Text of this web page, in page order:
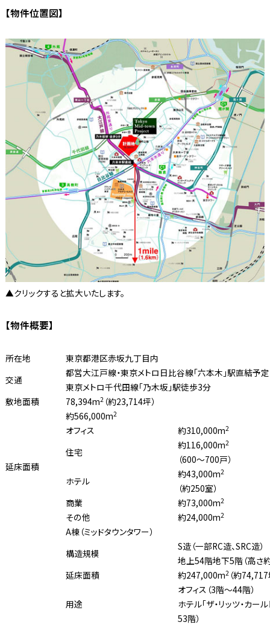
【物件位置図】
▲クリックすると拡大いたします。
【物件概要】
所在地
東京都港区赤坂九丁目内
交通
都営大江戸線・東京メトロ日比谷線「六本木」駅直結予定
東京メトロ千代田線「乃木坂」駅徒歩3分
敷地面積
78,394m2（約23,714坪）
延床面積
約566,000m2
オフィス 約310,000m2
住宅
約116,000m2
（600〜700戸）
ホテル
約43,000m2
（約250室）
商業
約73,000m2
その他 約24,000m2
A棟（ミッドタウンタワー）
構造規模
S造（一部RC造、SRC造）
地上54階地下5階（高さ
延床面積
約247,000m2（約74,717
用途
オフィス（3階〜44階）
ホテル「ザ・リッツ・カー
53階）